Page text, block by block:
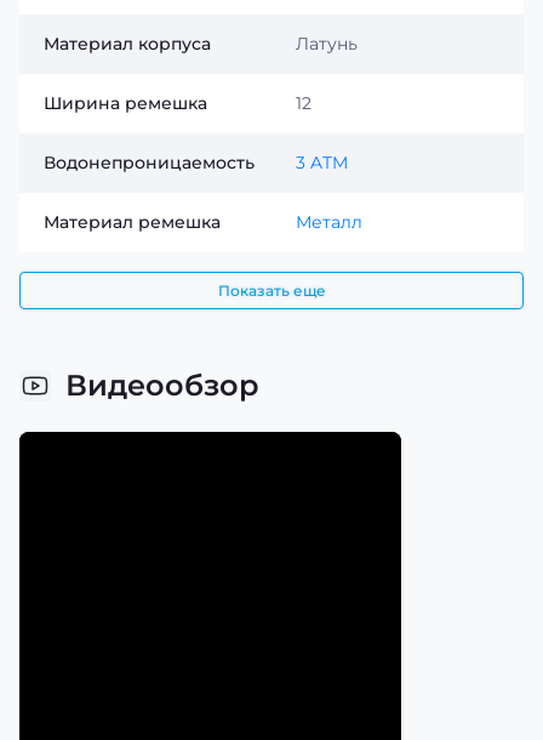
функциональность и вечную классику. Выбирая Casio
ежедневного использования, который подчёркивает
деталях.
Материал корпуса Латунь
Ширина ремешка 12
Водонепроницаемость 3 ATM
Материал ремешка Металл
Показать еще
Видеообзор